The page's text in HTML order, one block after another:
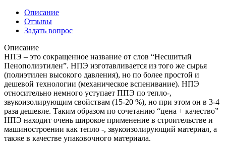
Описание
Отзывы
Задать вопрос
Описание
НПЭ – это сокращенное название от слов “Несшитый
Пенополиэтилен”. НПЭ изготавливается из того же сырья
(полиэтилен высокого давления), но по более простой и
дешевой технологии (механическое вспенивание). НПЭ
относительно немного уступает ППЭ по тепло-,
звукоизолирующим свойствам (15-20 %), но при этом он в 3-4
раза дешевле. Таким образом по сочетанию “цена + качество”
НПЭ находит очень широкое применение в строительстве и
машиностроении как тепло -, звукоизолирующий материал, а
также в качестве упаковочного материала.